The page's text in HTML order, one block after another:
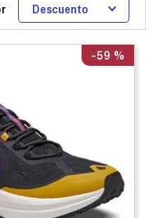
Descuento
-59 %